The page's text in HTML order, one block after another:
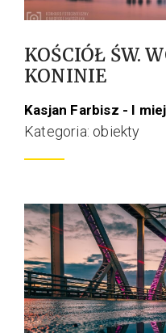
KOŚCIÓŁ ŚW.
KONINIE
Kasjan Farbisz - I
Kategoria: obiekty